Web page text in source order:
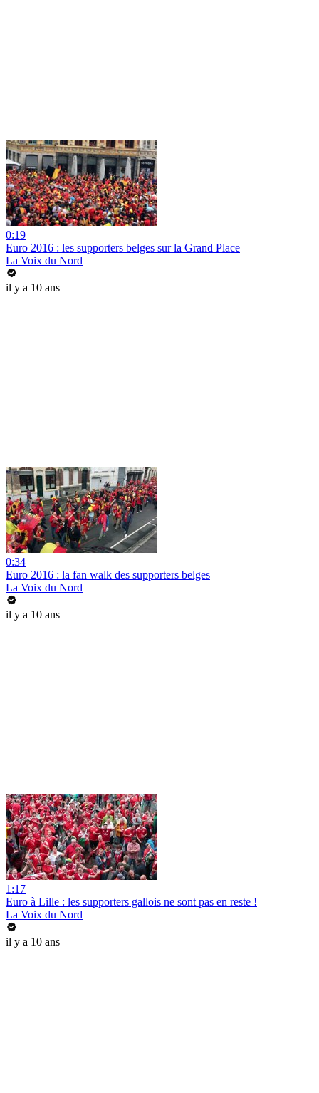
0:19
Euro 2016 : les supporters belges sur la Grand Place
La Voix du Nord
il y a 10 ans
0:34
Euro 2016 : la fan walk des supporters belges
La Voix du Nord
il y a 10 ans
1:17
Euro à Lille : les supporters gallois ne sont pas en reste !
La Voix du Nord
il y a 10 ans